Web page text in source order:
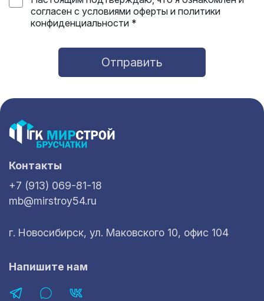
согласен с условиями оферты и политики
конфиденциальности *
Отправить
Контакты
+7 (913) 069-81-18
mb@mirstroy54.ru
г. Новосибирск, ул. Маковского 10, офис 104
Напишите нам